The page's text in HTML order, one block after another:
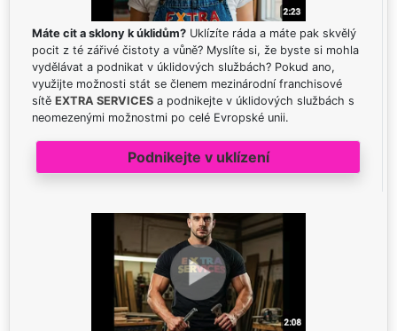
Máte cit a sklony k úklidům? Uklízíte ráda a máte pak skvělý
pocit z té zářivé čistoty a vůně? Myslíte si, že byste si mohla
vydělávat a podnikat v úklidových službách? Pokud ano,
využijte možnosti stát se členem mezinárodní franchisové
sítě EXTRA SERVICES a podnikejte v úklidových službách s
neomezenými možnostmi po celé Evropské unii.
Podnikejte v uklízení